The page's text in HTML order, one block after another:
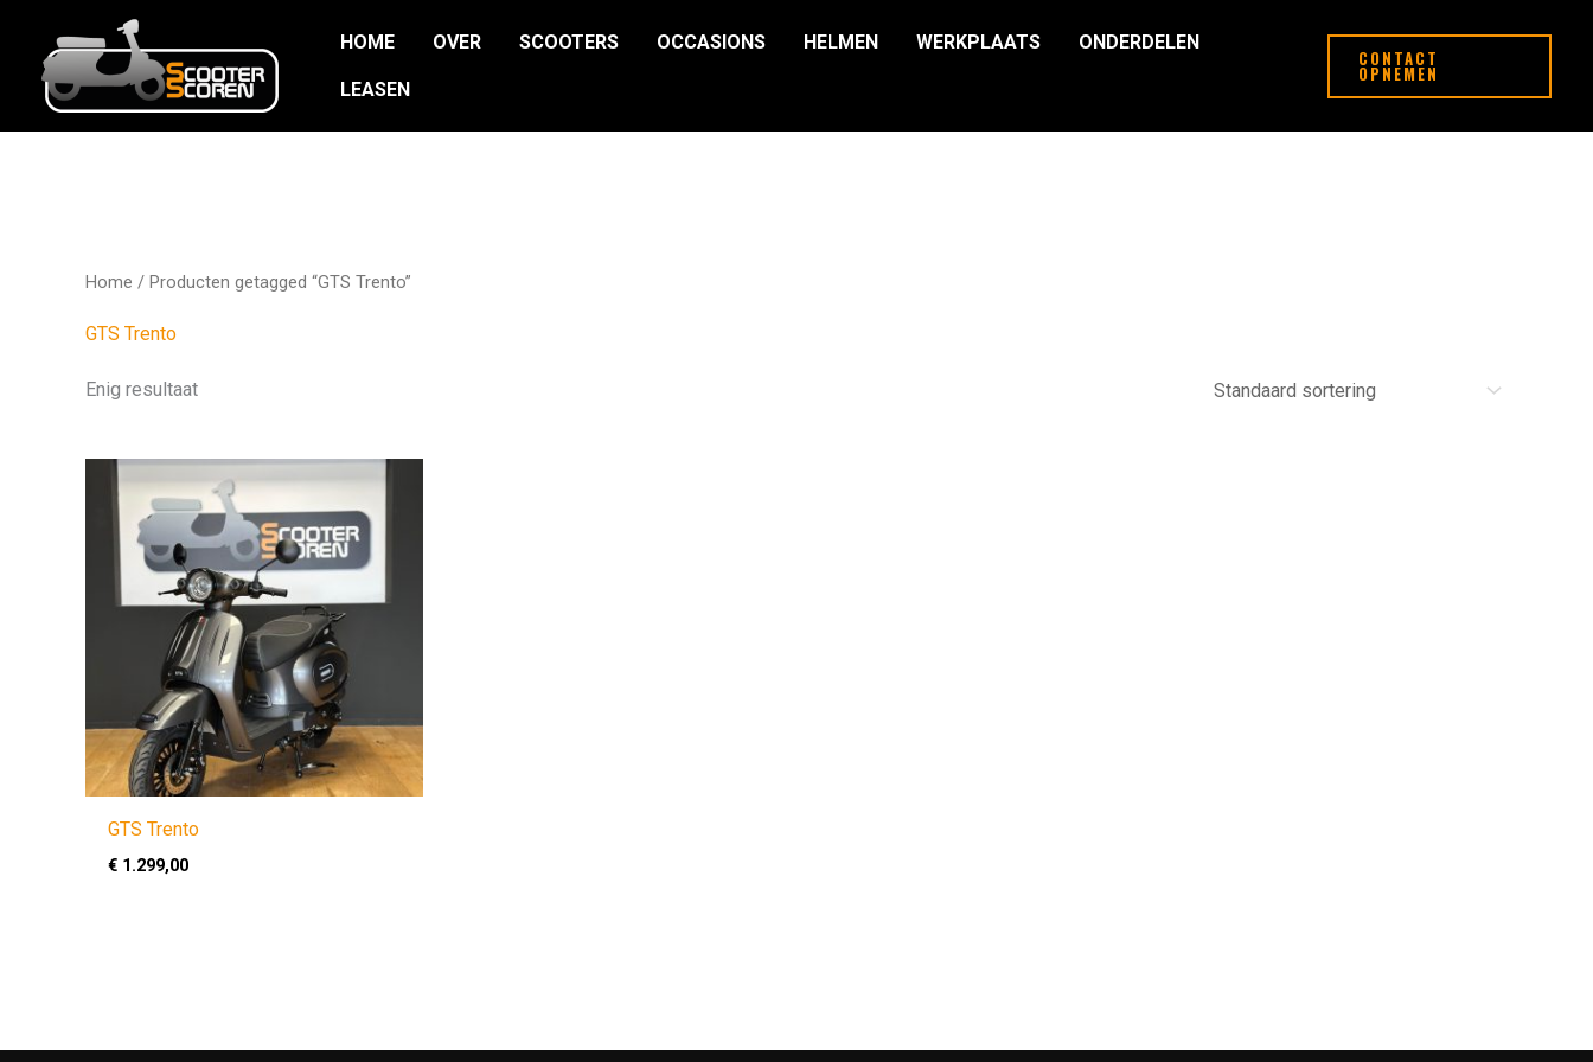
HOME OVER SCOOTERS OCCASIONS HELMEN WERKPLAATS ONDERDELEN
LEASEN
CONTACT
OPNEMEN
Home / Producten getagged “GTS Trento”
GTS Trento
Enig resultaat
GTS Trento
€ 1.299,00